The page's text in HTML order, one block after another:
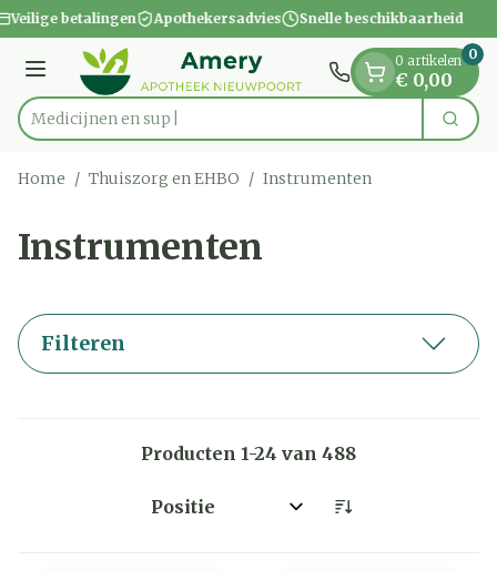
Ga naar de inhoud
1 van 1
Veilige betalingen Apothekersadvies Snelle beschikbaarheid
Menu
Product, merk, categorie... Zoek
0 artikelen
€ 0,00
0
Home / Thuiszorg en EHBO / Instrumenten
Instrumenten
Filteren
Producten 1-24 van 488
Sorteer op: